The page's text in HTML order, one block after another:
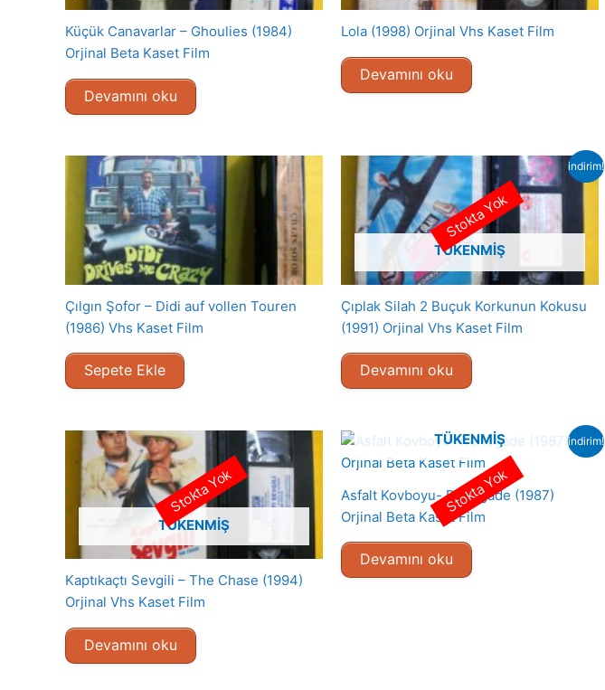
Küçük Canavarlar – Ghoulies (1984)
Orjinal Beta Kaset Film
Devamını oku
Lola (1998) Orjinal Vhs Kaset Film
Devamını oku
Çılgın Şofor – Didi auf vollen Touren
(1986) Vhs Kaset Film
Sepete Ekle
indirim!
TÜKENMIŞ
Çıplak Silah 2 Buçuk Korkunun Kokusu
(1991) Orjinal Vhs Kaset Film
Devamını oku
Stokta Yok
TÜKENMIŞ
Kaptıkaçtı Sevgili – The Chase (1994)
Orjinal Vhs Kaset Film
Devamını oku
Stokta Yok
indirim!
TÜKENMIŞ
Asfalt Kovboyu- Renegade (1987)
Orjinal Beta Kaset Film
Devamını oku
Stokta Yok